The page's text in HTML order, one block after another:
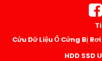
Hướng Dẫn Xử Lý Ổ